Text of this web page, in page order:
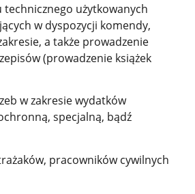
użytkowanych
w dyspozycji komendy,
a także prowadzenie
(prowadzenie książek
w zakresie wydatków
specjalną, bądź
pracowników cywilnych